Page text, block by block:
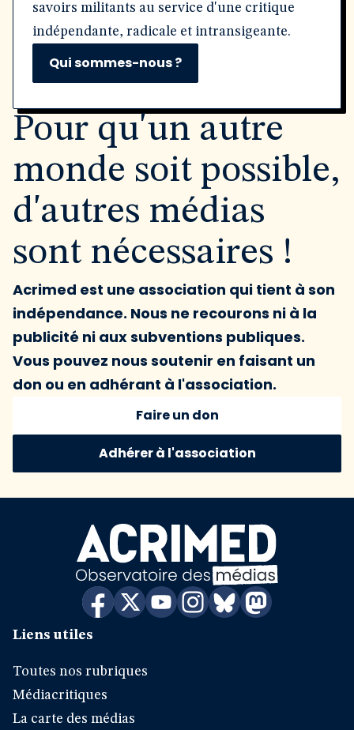
savoirs militants au service d'une critique
indépendante, radicale et intransigeante.
Qui sommes-nous ?
Pour qu'un autre
monde soit possible,
d'autres médias
sont nécessaires !
Acrimed est une association qui tient à son
indépendance. Nous ne recourons ni à la
publicité ni aux subventions publiques.
Vous pouvez nous soutenir en faisant un
don ou en adhérant à l'association.
Faire un don
Adhérer à l'association
Liens utiles
Toutes nos rubriques
Médiacritiques
La carte des médias